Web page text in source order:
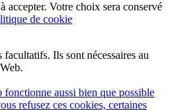
accepter. Votre choix sera conservé
de cookie
facultatifs. Ils sont nécessaires au
aussi bien que possible
refusez ces cookies, certaines